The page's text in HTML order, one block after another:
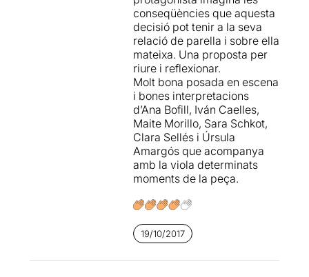
conseqüències que aquesta
decisió pot tenir a la seva
relació de parella i sobre ella
mateixa. Una proposta per
riure i reflexionar.
Molt bona posada en escena
i bones interpretacions
d’Ana Bofill, Iván Caelles,
Maite Morillo, Sara Schkot,
Clara Sellés i Úrsula
Amargós que acompanya
amb la viola determinats
moments de la peça.
19/10/2017